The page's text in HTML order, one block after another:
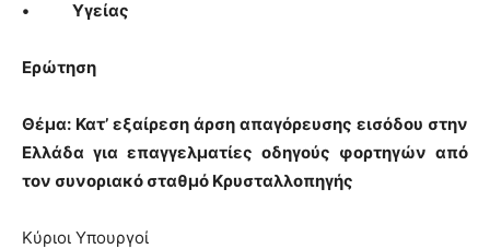
• Υγείας
Ερώτηση
Θέμα: Κατ’ εξαίρεση άρση απαγόρευσης εισόδου στην
Ελλάδα για επαγγελματίες οδηγούς φορτηγών από
τον συνοριακό σταθμό Κρυσταλλοπηγής
Κύριοι Υπουργοί